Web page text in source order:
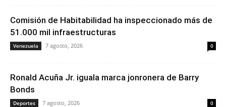
Comisión de Habitabilidad ha inspeccionado más de
51.000 mil infraestructuras
Venezuela 7 agosto, 2026 0
Ronald Acuña Jr. iguala marca jonronera de Barry
Bonds
Deportes 7 agosto, 2026 0